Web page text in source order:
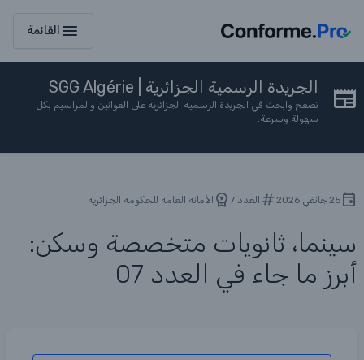
menu القائمة
الجريدة الرسمية الجزائرية | SGG Algérie
تصفح وابحث في الجريدة الرسمية الجزائرية على القوانين والمراسيم بكل
سهولة وسرعة.
25 جانفي 2026 العدد 7 الأمانة العامة للحكومة الجزائرية
سينما، ثانويات متخصصة وسكن:
أبرز ما جاء في العدد 07